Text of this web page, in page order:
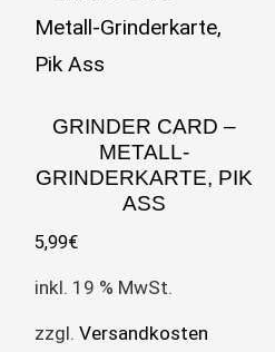
GRINDER CARD –
METALL-
GRINDERKARTE, PIK
ASS
5,99€
inkl. 19 % MwSt.
zzgl.Versandkosten